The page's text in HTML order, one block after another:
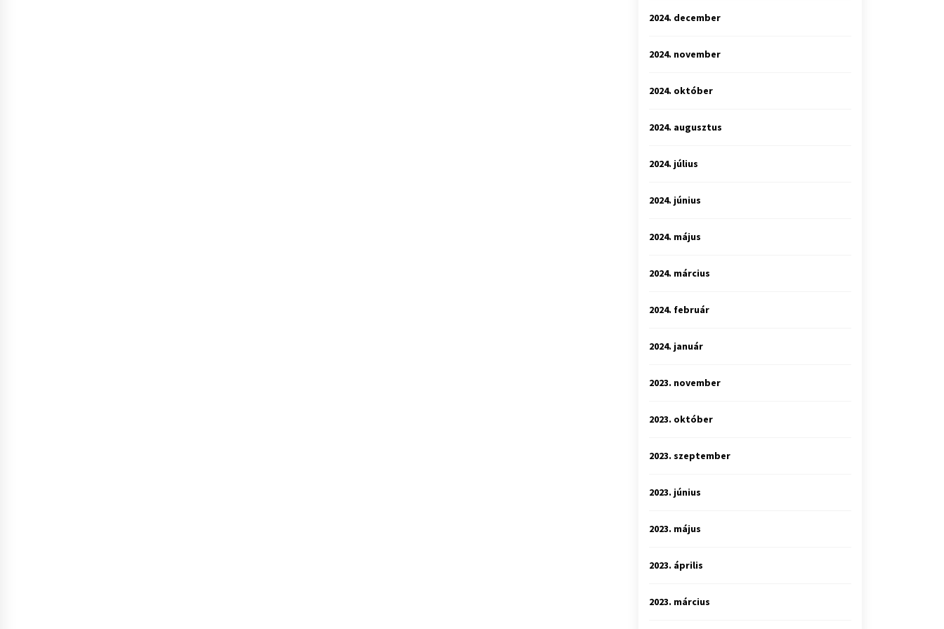
2024. december
2024. november
2024. október
2024. augusztus
2024. július
2024. június
2024. május
2024. március
2024. február
2024. január
2023. november
2023. október
2023. szeptember
2023. június
2023. május
2023. április
2023. március